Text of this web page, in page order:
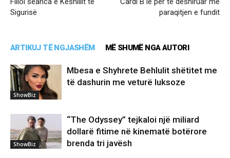
Sigurisë
paraqitjen e fundit
ARTIKUJ TË NGJASHËM MË SHUMË NGA AUTORI
ShowBiz
Mbesa e Shyhrete Behlulit shëtitet me
të dashurin me veturë luksoze
ShowBiz
“The Odyssey” tejkaloi një miliard
dollarë fitime në kinematë botërore
brenda tri javësh